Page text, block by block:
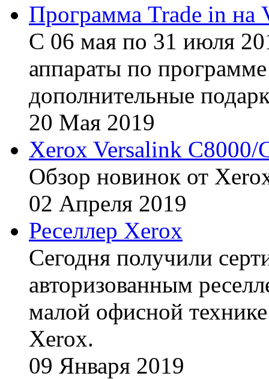
Программа Trade in на
С 06 мая по 31 июля
аппараты по
дополнительные
20 Мая 2019
Xerox Versalink C8000/
Обзор новинок от
02 Апреля 2019
Реселлер Xerox
Сегодня получили
авторизованным
малой офисной
Xerox.
09 Января 2019